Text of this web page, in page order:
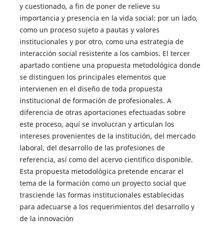
y cuestionado, a fin de poner de relieve su
importancia y presencia en la vida social: por un lado,
como un proceso sujeto a pautas y valores
institucionales y por otro, como una estrategia de
interacción social resistente a los cambios. El tercer
apartado contiene una propuesta metodológica donde
se distinguen los principales elementos que
intervienen en el diseño de toda propuesta
institucional de formación de profesionales. A
diferencia de otras aportaciones efectuadas sobre
este proceso, aquí se involucran y articulan los
intereses provenientes de la institución, del mercado
laboral, del desarrollo de las profesiones de
referencia, así como del acervo científico disponible.
Esta propuesta metodológica pretende encarar el
tema de la formación como un proyecto social que
trasciende las formas institucionales establecidas
para adecuarse a los requerimientos del desarrollo y
de la innovación